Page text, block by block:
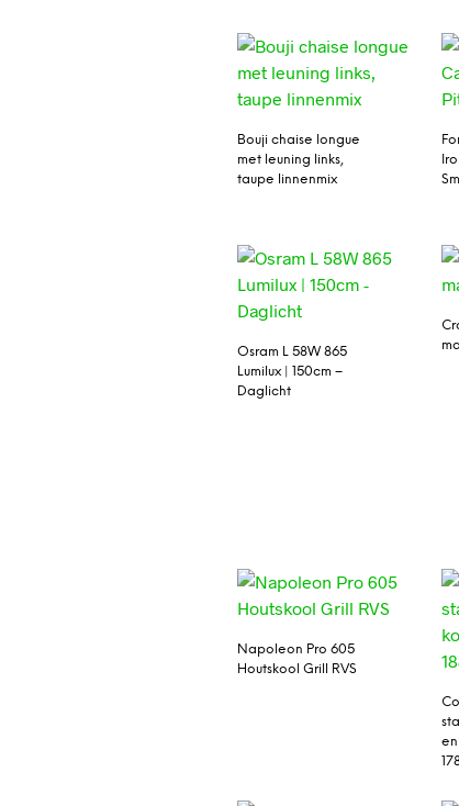
Bouji chaise longue
met leuning links,
taupe linnenmix
Osram L 58W 865
Lumilux | 150cm –
Daglicht
Napoleon Pro 605
Houtskool Grill RVS